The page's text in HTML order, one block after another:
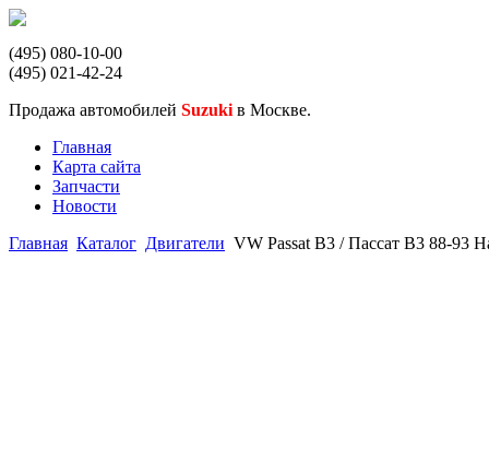
(495) 080-10-00
(495) 021-42-24
Продажа автомобилей Suzuki в Москве.
Главная
Карта сайта
Запчасти
Новости
Главная Каталог Двигатели VW Passat B3 / Пассат В3 88-93